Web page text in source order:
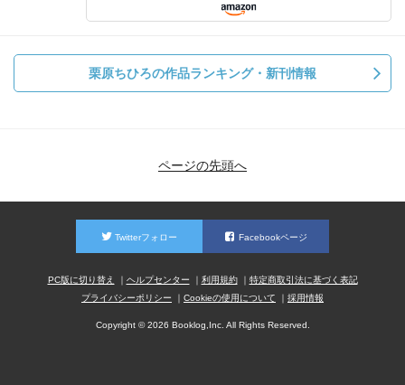
栗原ちひろの作品ランキング・新刊情報
ページの先頭へ
Twitterフォロー Facebookページ
PC版に切り替え ヘルプセンター 利用規約
特定商取引法に基づく表記
プライバシーポリシー
Cookieの使用について 採用情報
Copyright © 2026 Booklog,Inc. All Rights Reserved.